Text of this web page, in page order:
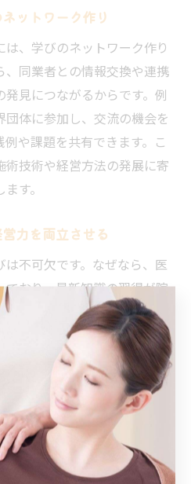
ットワーク作り
、学びのネットワーク作り
同業者との情報交換や連携
見につながるからです。例
団体に参加し、交流の機会を
や課題を共有できます。こ
術技術や経営方法の発展に寄
す。
力を両立させる
不可欠です。なぜなら、医
おり、最新知識の習得が院
例えば、定期的な勉強会参
、新しい技術や制度に対応し
れにより、資格維持と経営力
長期的な院運営の安定につな
実践ポイント